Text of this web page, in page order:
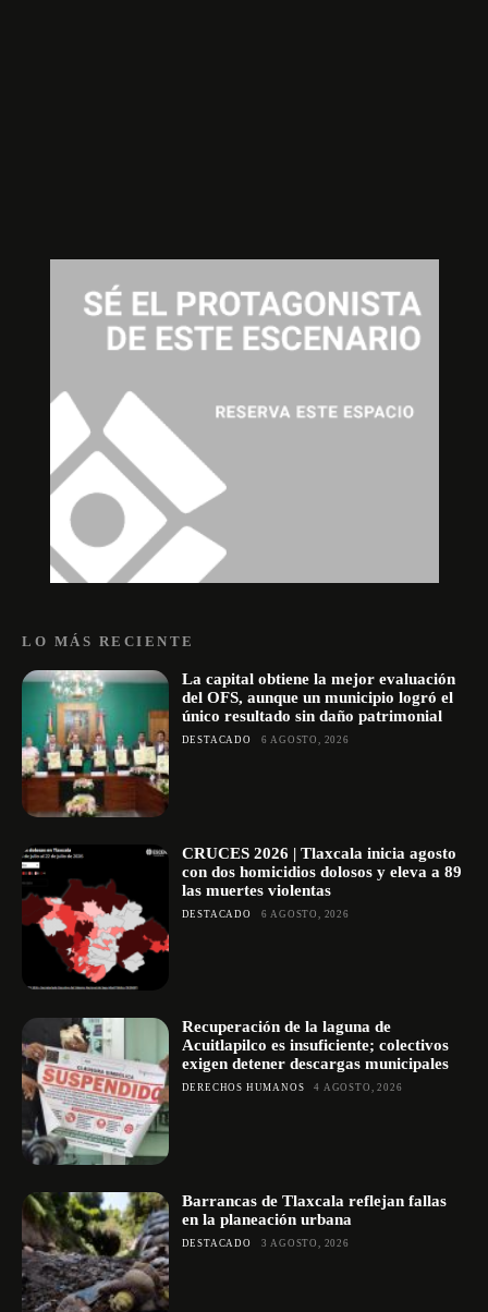
LO MÁS RECIENTE
La capital obtiene la mejor evaluación
del OFS, aunque un municipio logró el
único resultado sin daño patrimonial
DESTACADO 6 AGOSTO, 2026
CRUCES 2026 | Tlaxcala inicia agosto
con dos homicidios dolosos y eleva a 89
las muertes violentas
DESTACADO 6 AGOSTO, 2026
Recuperación de la laguna de
Acuitlapilco es insuficiente; colectivos
exigen detener descargas municipales
DERECHOS HUMANOS 4 AGOSTO, 2026
Barrancas de Tlaxcala reflejan fallas
en la planeación urbana
DESTACADO 3 AGOSTO, 2026